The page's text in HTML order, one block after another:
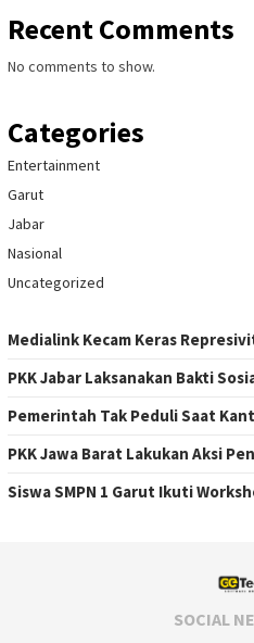
Recent Comments
No comments to show.
Categories
Entertainment
Garut
Jabar
Nasional
Uncategorized
Medialink Kecam Keras
PKK Jabar Laksanakan Bakti
Pemerintah Tak Peduli Saat
PKK Jawa Barat Lakukan Aksi
Siswa SMPN 1 Garut Ikuti
SOCIAL